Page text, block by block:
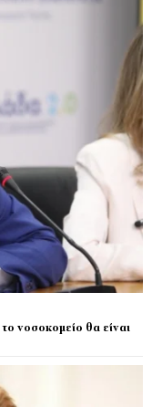
νοσοκομείο θα είναι